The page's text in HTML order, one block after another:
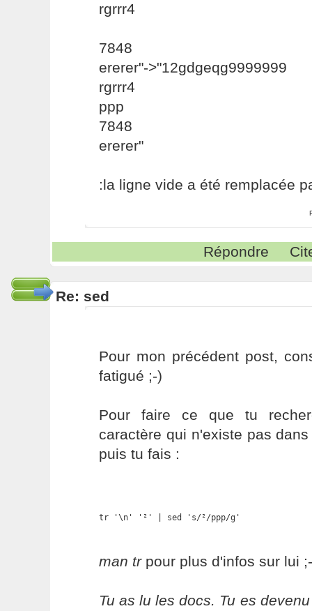
rgrrr4
7848
ererer"->"12gdgeqg9999999
rgrrr4
ppp
7848
ererer"
:la ligne vide a été remplacée
Répondre
Re: sed
Pour mon précédent post,
fatigué ;-)
Pour faire ce que tu
caractère qui n'existe pas
puis tu fais :
tr '\n' '²' | sed 's/²/ppp/g'
man trpour plus d'infos sur lui
Tu as lu les docs. Tu es